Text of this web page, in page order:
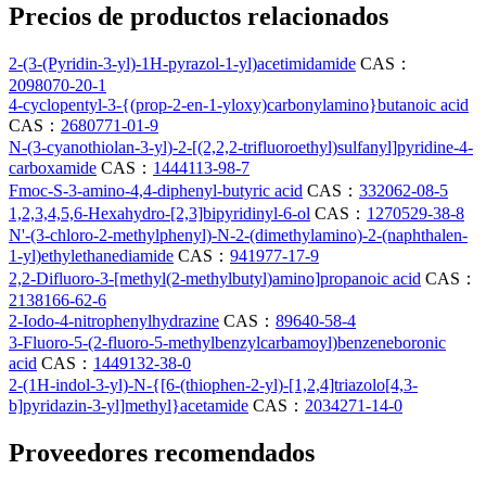
Precios de productos relacionados
2-(3-(Pyridin-3-yl)-1H-pyrazol-1-yl)acetimidamide CAS：
2098070-20-1
4-cyclopentyl-3-{(prop-2-en-1-yloxy)carbonylamino}butanoic acid
CAS： 2680771-01-9
N-(3-cyanothiolan-3-yl)-2-[(2,2,2-trifluoroethyl)sulfanyl]pyridine-4-
carboxamide CAS： 1444113-98-7
Fmoc-S-3-amino-4,4-diphenyl-butyric acid CAS： 332062-08-5
1,2,3,4,5,6-Hexahydro-[2,3]bipyridinyl-6-ol CAS： 1270529-38-8
N'-(3-chloro-2-methylphenyl)-N-2-(dimethylamino)-2-(naphthalen-
1-yl)ethylethanediamide CAS： 941977-17-9
2,2-Difluoro-3-[methyl(2-methylbutyl)amino]propanoic acid CAS：
2138166-62-6
2-Iodo-4-nitrophenylhydrazine CAS： 89640-58-4
3-Fluoro-5-(2-fluoro-5-methylbenzylcarbamoyl)benzeneboronic
acid CAS： 1449132-38-0
2-(1H-indol-3-yl)-N-{[6-(thiophen-2-yl)-[1,2,4]triazolo[4,3-
b]pyridazin-3-yl]methyl}acetamide CAS： 2034271-14-0
Proveedores recomendados